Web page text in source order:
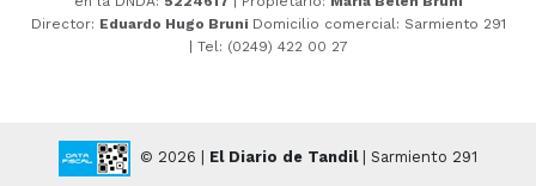
Director: Eduardo Hugo Bruni Domicilio comercial: Sarmiento 291
| Tel: (0249) 422 00 27
© 2026 | El Diario de Tandil| Sarmiento 291